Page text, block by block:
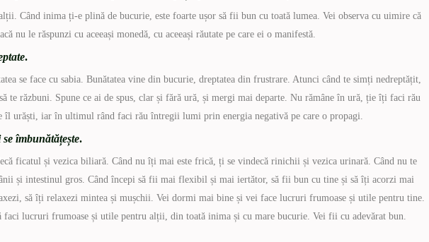
Când inima ți-e plină de bucurie, este foarte ușor să fii bun cu toată lumea. Vei observa cu uimire că
nu le răspunzi cu aceeași monedă, cu aceeași răutate pe care ei o manifestă.
.
se face cu sabia. Bunătatea vine din bucurie, dreptatea din frustrare. Atunci când te simți nedreptățit,
te răzbuni. Spune ce ai de spus, clar și fără ură, și mergi mai departe. Nu rămâne în ură, ție îți faci rău
îl urăști, iar în ultimul rând faci rău întregii lumi prin energia negativă pe care o propagi.
îmbunătățește.
ficatul și vezica biliară. Când nu îți mai este frică, ți se vindecă rinichii și vezica urinară. Când nu te
și intestinul gros. Când începi să fii mai flexibil și mai iertător, să fii bun cu tine și să îți acorzi mai
să îți relaxezi mintea și mușchii. Vei dormi mai bine și vei face lucruri frumoase și utile pentru tine.
faci lucruri frumoase și utile pentru alții, din toată inima și cu mare bucurie. Vei fii cu adevărat bun.